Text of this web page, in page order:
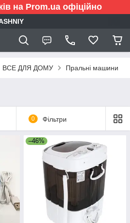
на Prom.ua офіційно
ВСЕ ДЛЯ ДОМУ Пральні машини
0 Фільтри
–46%